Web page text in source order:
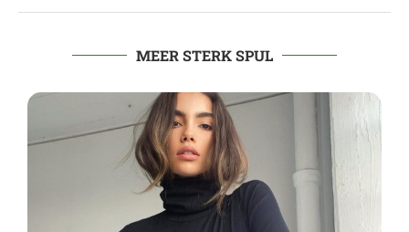
MEER STERK SPUL